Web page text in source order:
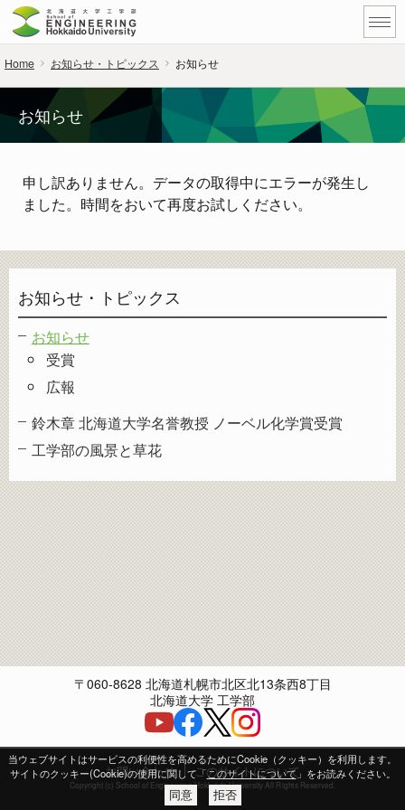
Home お知らせ・トピックス お知らせ
お知らせ
申し訳ありません。データの取得中にエラーが発生し
ました。時間をおいて再度お試しください。
お知らせ・トピックス
お知らせ
受賞
広報
鈴木章 北海道大学名誉教授 ノーベル化学賞受賞
工学部の風景と草花
〒060-8628 北海道札幌市北区北13条西8丁目
北海道大学 工学部
Copyright (c) School of Engineering Hokkaido University All Rights Reserved.
お問い合わせ このサイトについて
当ウェブサイトはサービスの利便性を高めるためにCookie（クッキー）を利用します。
サイトのクッキー(Cookie)の使用に関して「このサイトについて」をお読みください。
同意 拒否